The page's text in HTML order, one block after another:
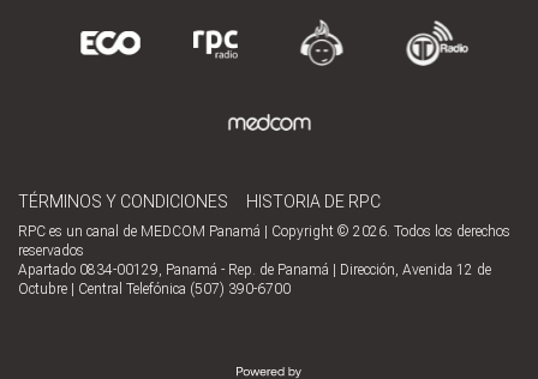
TÉRMINOS Y CONDICIONES HISTORIA DE RPC
RPC es un canal de MEDCOM Panamá | Copyright © 2026. Todos los derechos
reservados
Apartado 0834-00129, Panamá - Rep. de Panamá | Dirección, Avenida 12 de
Octubre | Central Telefónica (507) 390-6700